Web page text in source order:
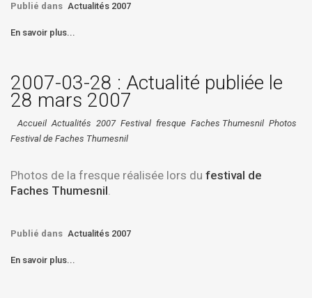
Publié dans Actualités 2007
En savoir plus...
2007-03-28 : Actualité publiée le
28 mars 2007
Accueil Actualités 2007 Festival fresque Faches Thumesnil Photos
Festival de Faches Thumesnil
Photos de la fresque réalisée lors du festival de
Faches Thumesnil.
Publié dans Actualités 2007
En savoir plus...